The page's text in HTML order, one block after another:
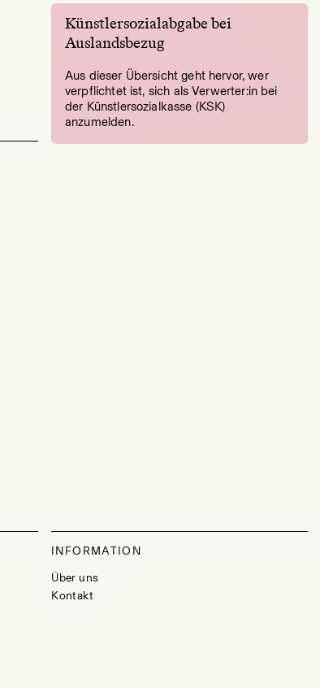
Künstlersozialabgabe bei
Auslandsbezug
Aus dieser Übersicht geht hervor, wer
verpflichtet ist, sich als Verwerter:in bei
der Künstlersozialkasse (KSK)
anzumelden.
INFORMATION
Über uns
Kontakt